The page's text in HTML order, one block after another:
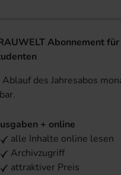
Abonnement für
Ablauf des Jahresabos
+ online
alle Inhalte online lesen
Archivzugriff
attraktiver Preis